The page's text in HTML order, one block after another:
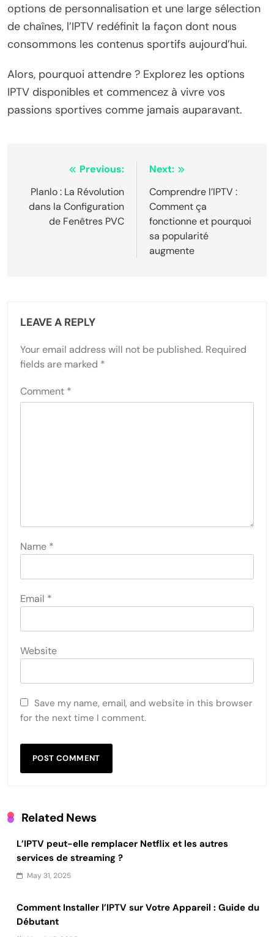
options de personnalisation et une large sélection
de chaînes, l’IPTV redéfinit la façon dont nous
consommons les contenus sportifs aujourd’hui.
Alors, pourquoi attendre ? Explorez les options
IPTV disponibles et commencez à vivre vos
passions sportives comme jamais auparavant.
navigation
Previous:
Planlo : La Révolution
dans la Configuration
de Fenêtres PVC
Next:
Comprendre l’IPTV :
Comment ça
fonctionne et pourquoi
sa popularité
augmente
LEAVE A REPLY
Your email address will not be published. Required
fields are marked *
Comment *
Name *
Email *
Website
Save my name, email, and website in this browser
for the next time I comment.
Related News
L’IPTV peut-elle remplacer Netflix et les autres
services de streaming ?
May 31, 2025
Comment Installer l’IPTV sur Votre Appareil : Guide du
Débutant